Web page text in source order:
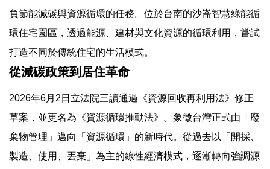
負節能減碳與資源循環的任務。位於台南的沙崙智慧綠能循
環住宅園區，透過能源、建材與文化資源的循環利用，嘗試
打造不同於傳統住宅的生活模式。
從減碳政策到居住革命
2026年6月2日立法院三讀通過《資源回收再利用法》修正
草案，並更名為《資源循環推動法》。象徵台灣正式由「廢
棄物管理」邁向「資源循環」的新時代。從過去以「開採、
製造、使用、丟棄」為主的線性經濟模式，逐漸轉向強調源